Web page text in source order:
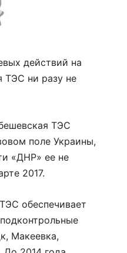
действий на
ТЭС ни разу не
ТЭС
поле Украины,
«ДНР» ее не
2017.
обеспечивает
Макеевка,